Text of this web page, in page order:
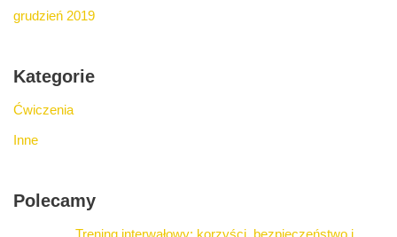
grudzień 2019
Kategorie
Ćwiczenia
Inne
Polecamy